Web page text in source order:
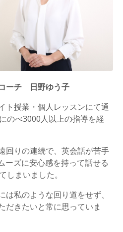
ーチ 日野ゆう子
ト授業・個人レッスンにて通
のべ3000人以上の指導を経
回りの連続で、英会話が苦手
ズに安心感を持って話せる
しまいました。
私のような回り道をせず、
だきたいと常に思っていま